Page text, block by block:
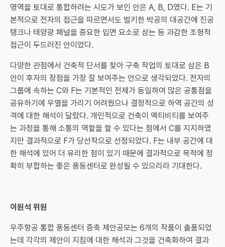
영역을 토대로 통합하려는 시도가 보인 안은 A, B, D였다. E는 기
본적으로 전자의 접근을 따르면서도 벌키한 박공의 대공간에 진공
탱크나 태양광 패널을 중요한 입면 요소로 삼는 등 과감한 조형적
접근이 두드러진 안이었다.
다양한 관점에서 건축적 단서를 찾아 구축 작업의 토대로 삼은 B
안이 후자의 장점을 가장 잘 보여주는 안으로 생각되었다. 전자의
그룹에 속하는 C와 F는 기본적인 전제가 동일하여 많은 공통점을
공유하기에 우열을 가리기 어려웠으나 결정적으로 하역 공간의 성
격에 대한 해석이 달랐다. 개인적으로 건축이 액티비티를 보여주
는 과정을 통해 소통의 역할을 할 수 있다는 점에서 C를 지지하였
지만 결과적으로 F가 당선작으로 선정되었다. F는 내부 공간에 대
한 해석에 있어 더 유리한 점이 있기 때문에 결과적으로 목적에 정
확히 부합하는 좋은 풍동센터로 완성될 수 있으리라 기대한다.
이원석 위원
우주항공 통합 풍동센터 증축 제안공모는 6개의 작품이 출품되었
는데 각각의 제안이 지침에 대한 해석과 그것을 건축화하여 결과